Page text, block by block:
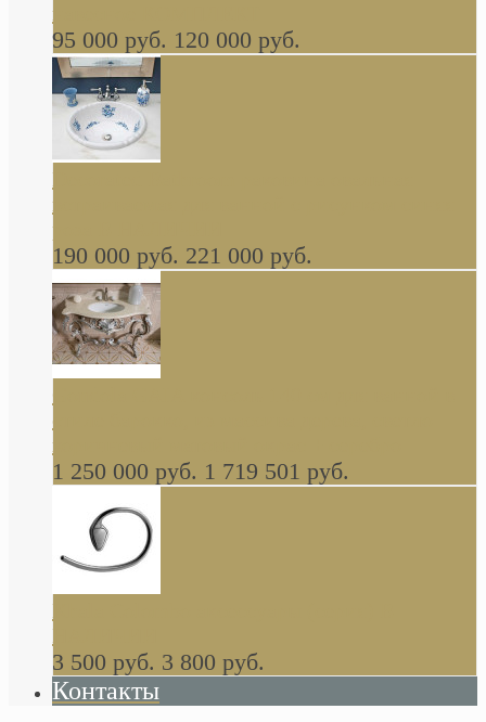
навесное КОМПЛЕКТ
95 000 руб. 120 000 руб.
Decorated Bathroom раковина овальная
встраиваемая для ванной с рисунком синяя
роза В НАЛИЧИИ
190 000 руб. 221 000 руб.
стиле барокко, из массива дерева, светло
коричневый матовый окрас + серебро
1 250 000 руб. 1 719 501 руб.
Khala Colombo аксессуары (серия) В
НАЛИЧИИ
3 500 руб. 3 800 руб.
Контакты